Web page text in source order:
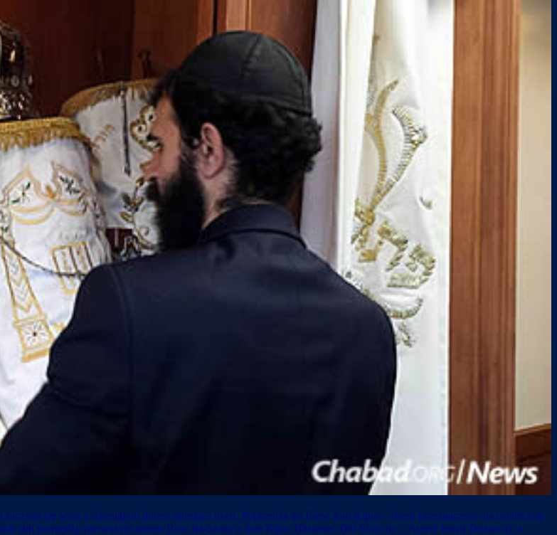
się wraz z dziesiątym dniem miesiąca tiszri. Poprzedza go Erew Jom Kipur – dzień przeznaczony na ostateczną
dni pomiędzy pierwszym dniem Rosz ha-Szana a Jom Kipur (Dziesięć Dni Skruchy – Aseret Jemaj Teszuwa), a